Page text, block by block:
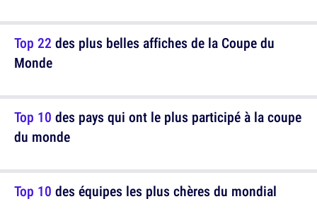
Top 22 des plus belles affiches de la Coupe du
Monde
Top 10 des équipes les plus chères du mondial
Top 10 des pays qui ont le plus participé à la coupe
du monde